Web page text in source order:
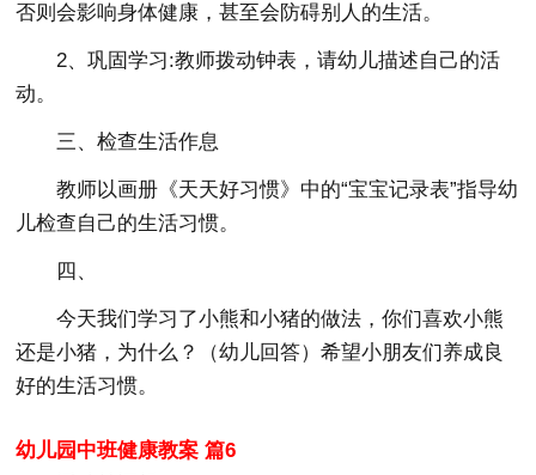
否则会影响身体健康，甚至会防碍别人的生活。
2、巩固学习:教师拨动钟表，请幼儿描述自己的活
动。
三、检查生活作息
教师以画册《天天好习惯》中的“宝宝记录表”指导幼
儿检查自己的生活习惯。
四、
今天我们学习了小熊和小猪的做法，你们喜欢小熊
还是小猪，为什么？（幼儿回答）希望小朋友们养成良
好的生活习惯。
幼儿园中班健康教案 篇6